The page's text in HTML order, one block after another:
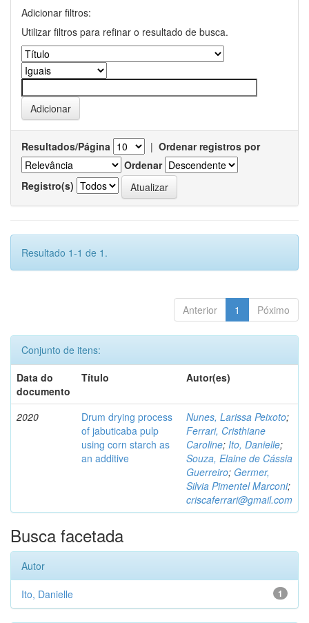
Adicionar filtros:
Utilizar filtros para refinar o resultado de busca.
Resultados/Página | Ordenar registros por
Ordenar
Registro(s)
Resultado 1-1 de 1.
Anterior 1 Póximo
Conjunto de itens:
Data do
documento
Título Autor(es)
2020
Drum drying process
of jabuticaba pulp
using corn starch as
an additive
Nunes, Larissa Peixoto;
Ferrari, Cristhiane
Caroline; Ito, Danielle;
Souza, Elaine de Cássia
Guerreiro; Germer,
Silvia Pimentel Marconi;
criscaferrari@gmail.com
Busca facetada
Autor
1
Ito, Danielle